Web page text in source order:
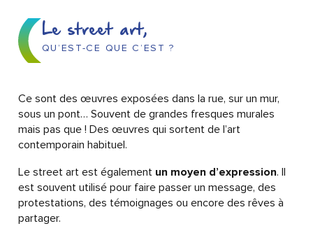
Le street art,
QU’EST-CE QUE C’EST ?
Ce sont des œuvres exposées dans la rue, sur un mur,
sous un pont… Souvent de grandes fresques murales
mais pas que ! Des œuvres qui sortent de l’art
contemporain habituel.
Le street art est également un moyen d’expression. Il
est souvent utilisé pour faire passer un message, des
protestations, des témoignages ou encore des rêves à
partager.